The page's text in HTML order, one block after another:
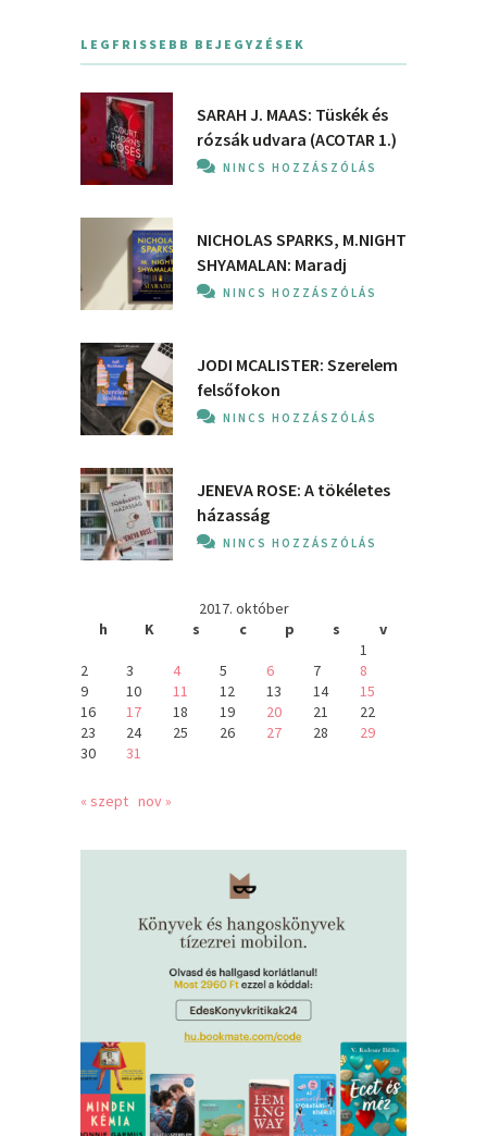
LEGFRISSEBB BEJEGYZÉSEK
SARAH J. MAAS: Tüskék és
rózsák udvara (ACOTAR 1.)
NINCS HOZZÁSZÓLÁS
NICHOLAS SPARKS, M.NIGHT
SHYAMALAN: Maradj
NINCS HOZZÁSZÓLÁS
JODI MCALISTER: Szerelem
felsőfokon
NINCS HOZZÁSZÓLÁS
JENEVA ROSE: A ​tökéletes
házasság
NINCS HOZZÁSZÓLÁS
2017. október
h
K s c p s
v
1
2
3 4 5 6 7
8
9
10 11 12 13 14
15
16
17 18 19 20 21
22
23
24 25 26 27 28
29
30
31
« szept nov »